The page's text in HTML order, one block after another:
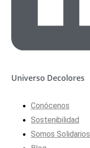
Universo Decolores
Conócenos
Sostenibilidad
Somos Solidarios